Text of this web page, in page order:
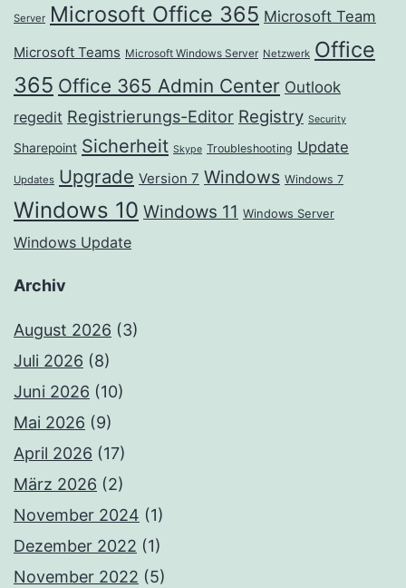
Server Microsoft Office 365 Microsoft Team
Microsoft Teams Microsoft Windows Server Netzwerk Office
365 Office 365 Admin Center Outlook
regedit Registrierungs-Editor Registry Security
Sharepoint Sicherheit Skype Troubleshooting Update
Updates Upgrade Version 7 Windows Windows 7
Windows 10 Windows 11 Windows Server
Windows Update
Archiv
August 2026 (3)
Juli 2026 (8)
Juni 2026 (10)
Mai 2026 (9)
April 2026 (17)
März 2026 (2)
November 2024 (1)
Dezember 2022 (1)
November 2022 (5)